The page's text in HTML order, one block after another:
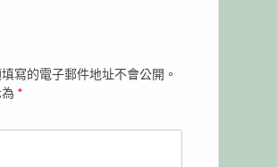
寫的電子郵件地址不會公開。
*